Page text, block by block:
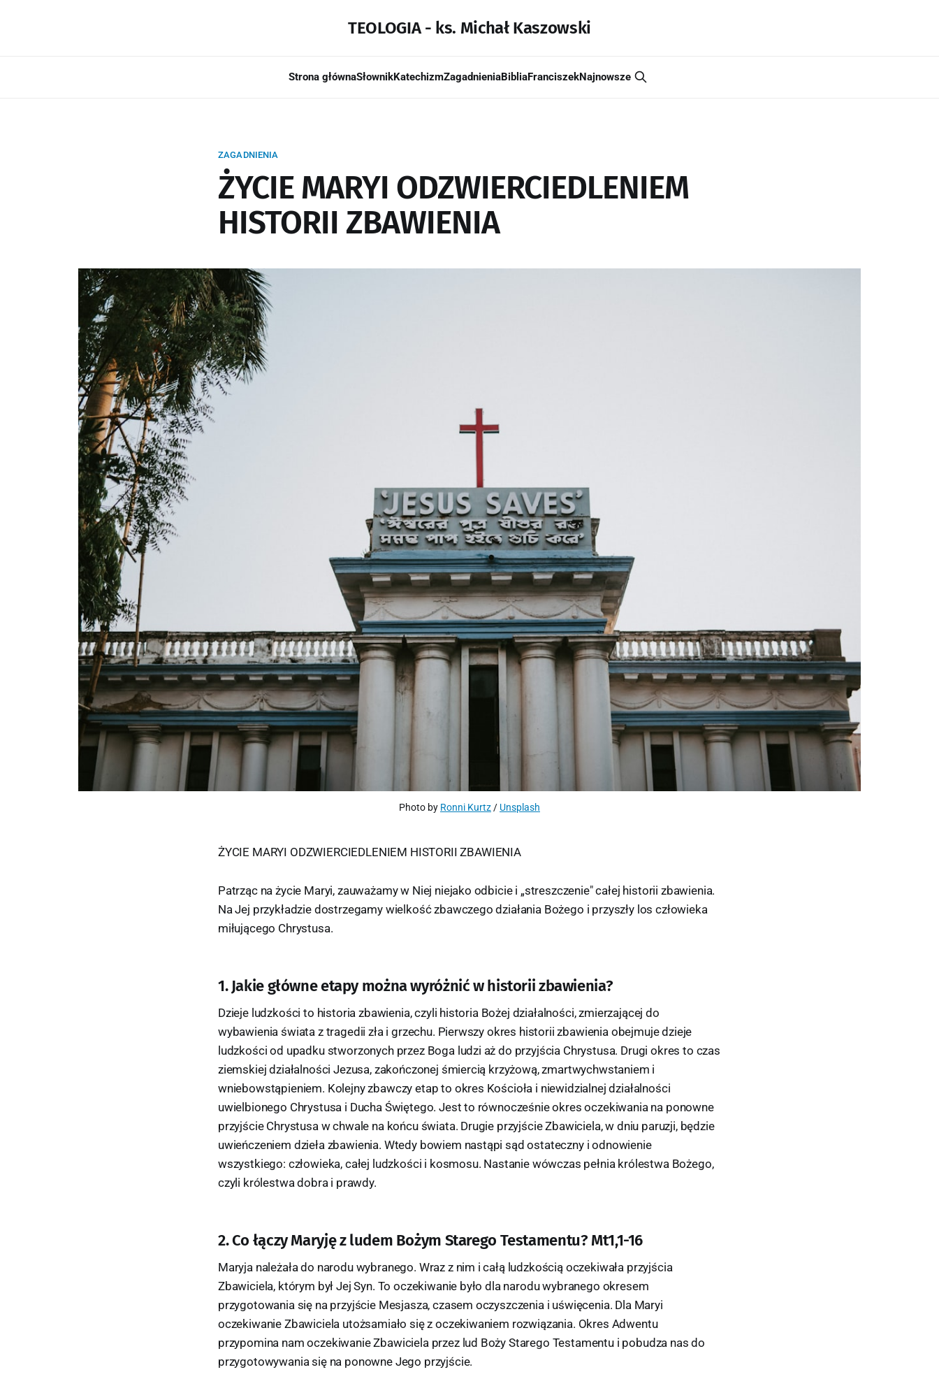
TEOLOGIA - ks. Michał Kaszowski
Strona głównaSłownikKatechizmZagadnieniaBibliaFranciszekNajnowsze
ZAGADNIENIA
ŻYCIE MARYI ODZWIERCIEDLENIEM
HISTORII ZBAWIENIA
Photo by Ronni Kurtz / Unsplash
ŻYCIE MARYI ODZWIERCIEDLENIEM HISTORII ZBAWIENIA
Patrząc na życie Maryi, zauważamy w Niej niejako odbicie i „streszczenie" całej historii zbawienia.
Na Jej przykładzie dostrzegamy wielkość zbawczego działania Bożego i przyszły los człowieka
miłującego Chrystusa.
1. Jakie główne etapy można wyróżnić w historii zbawienia?
Dzieje ludzkości to historia zbawienia, czyli historia Bożej działalności, zmierzającej do
wybawienia świata z tragedii zła i grzechu. Pierwszy okres historii zbawienia obejmuje dzieje
ludzkości od upadku stworzonych przez Boga ludzi aż do przyjścia Chrystusa. Drugi okres to czas
ziemskiej działalności Jezusa, zakończonej śmiercią krzyżową, zmartwychwstaniem i
wniebowstąpieniem. Kolejny zbawczy etap to okres Kościoła i niewidzialnej działalności
uwielbionego Chrystusa i Ducha Świętego. Jest to równocześnie okres oczekiwania na ponowne
przyjście Chrystusa w chwale na końcu świata. Drugie przyjście Zbawiciela, w dniu paruzji, będzie
uwieńczeniem dzieła zbawienia. Wtedy bowiem nastąpi sąd ostateczny i odnowienie
wszystkiego: człowieka, całej ludzkości i kosmosu. Nastanie wówczas pełnia królestwa Bożego,
czyli królestwa dobra i prawdy.
2. Co łączy Maryję z ludem Bożym Starego Testamentu? Mt1,1-16
Maryja należała do narodu wybranego. Wraz z nim i całą ludzkością oczekiwała przyjścia
Zbawiciela, którym był Jej Syn. To oczekiwanie było dla narodu wybranego okresem
przygotowania się na przyjście Mesjasza, czasem oczyszczenia i uświęcenia. Dla Maryi
oczekiwanie Zbawiciela utożsamiało się z oczekiwaniem rozwiązania. Okres Adwentu
przypomina nam oczekiwanie Zbawiciela przez lud Boży Starego Testamentu i pobudza nas do
przygotowywania się na ponowne Jego przyjście.